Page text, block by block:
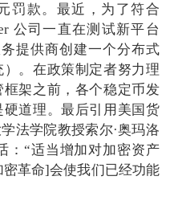
罚款。最近，为了符合
公司一直在测试新平台
提供商创建一个分布式
。在政策制定者努力理
架之前，各个稳定币发
道理。最后引用美国货
法学院教授索尔·奥玛洛
：“适当增加对加密资产
革命]会使我们已经功能